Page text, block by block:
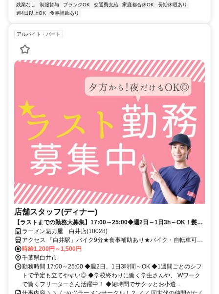
残業なし
制服貸与 ブランクOK 交通費支給 家庭都合休OK
長期休暇あり
週4日以上OK
食事補助あり
アルバイト・パート
店舗スタッフ(ディナー)
【ラストまでの勤務大募集】17:00～25:00◆週2日～1日3h～OK！髪型
髪色自由★食事補助あり
ラーメン魁力屋 白井店(10028)
アクセス 「白井駅」バイク9分★食事補助あり★バイク・自転車可★
交通費規定支給★履歴書不要★週2日～OK
時給1,200円～1,500円
千葉県白井市
勤務時間 17:00～25:00 ◆週2日、1日3時間～OK ◆1週間ごとのシフ
トで予定も立てやすい◎ ◆学校終わりに働く学生さんや、 Wワーク
で働くフリーターさん活躍中！ ◆短時間でサクッとお小遣...